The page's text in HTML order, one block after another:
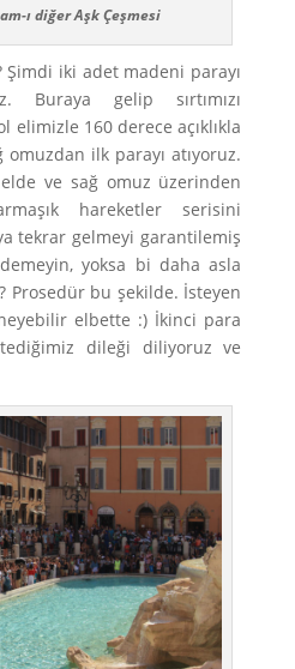
ı diğer Aşk Çeşmesi
Şimdi iki adet madeni parayı
Buraya gelip sırtımızı
elimizle 160 derece açıklıkla
ilk parayı atıyoruz.
ve sağ omuz üzerinden
hareketler serisini
tekrar gelmeyi garantilemiş
demeyin, yoksa bi daha asla
Prosedür bu şekilde. İsteyen
elbette :) İkinci para
dileği diliyoruz ve